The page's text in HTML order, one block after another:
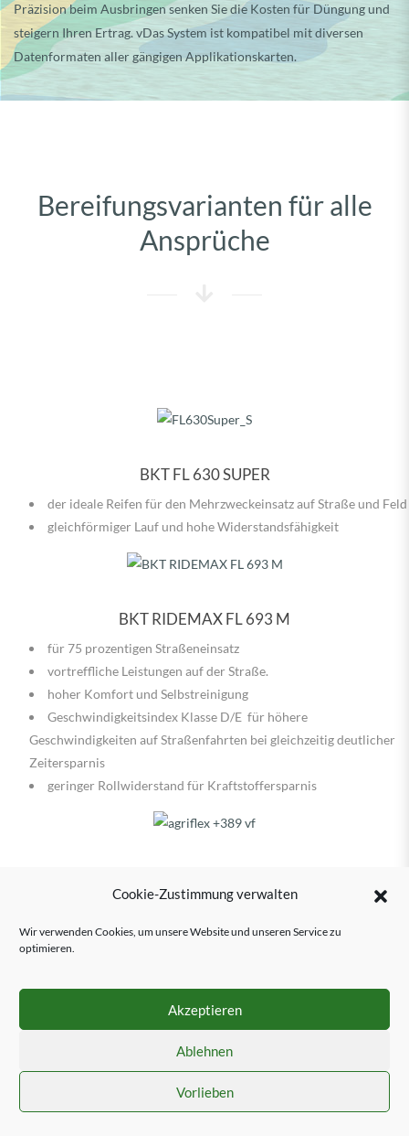
Cookie-Zustimmung verwalten
Wir verwenden Cookies, um unsere Website und unseren Service zu
optimieren.
Akzeptieren
Ablehnen
Vorlieben
Präzision beim Ausbringen senken Sie die Kosten für Düngung und
steigern Ihren Ertrag. vDas System ist kompatibel mit diversen
Datenformaten aller gängigen Applikationskarten.
Bereifungsvarianten für alle
Ansprüche
BKT FL 630 SUPER
der ideale Reifen für den Mehrzweckeinsatz auf Straße und Feld
gleichförmiger Lauf und hohe Widerstandsfähigkeit
BKT RIDEMAX FL 693 M
für 75 prozentigen Straßeneinsatz
vortreffliche Leistungen auf der Straße.
hoher Komfort und Selbstreinigung
Geschwindigkeitsindex Klasse D/E für höhere
Geschwindigkeiten auf Straßenfahrten bei gleichzeitig deutlicher
Zeitersparnis
geringer Rollwiderstand für Kraftstoffersparnis
Der Flotationsreifen Alliance 389 VF mit „Very High Flexion“-
Technologie kann mit 30 Prozent niedrigerem Reifendruck
eingesetzt werden.
MICHELIN TRAILXBIB HIGH FLOTATION